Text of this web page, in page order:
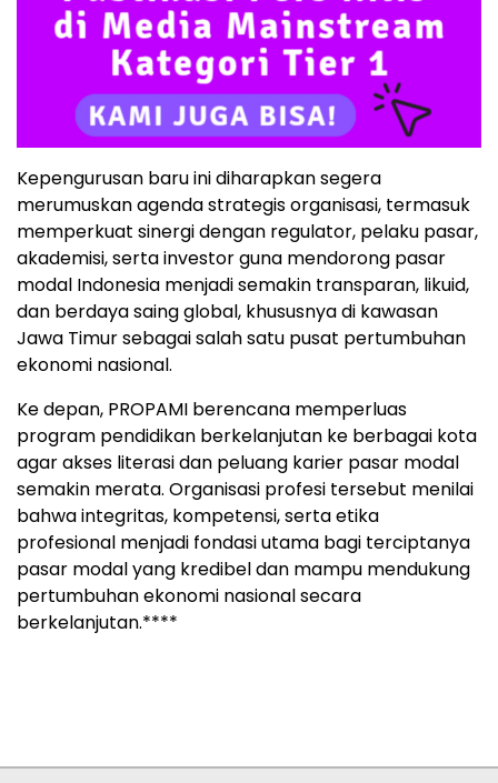
Kepengurusan baru ini diharapkan segera
merumuskan agenda strategis organisasi, termasuk
memperkuat sinergi dengan regulator, pelaku pasar,
akademisi, serta investor guna mendorong pasar
modal Indonesia menjadi semakin transparan, likuid,
dan berdaya saing global, khususnya di kawasan
Jawa Timur sebagai salah satu pusat pertumbuhan
ekonomi nasional.
Ke depan, PROPAMI berencana memperluas
program pendidikan berkelanjutan ke berbagai kota
agar akses literasi dan peluang karier pasar modal
semakin merata. Organisasi profesi tersebut menilai
bahwa integritas, kompetensi, serta etika
profesional menjadi fondasi utama bagi terciptanya
pasar modal yang kredibel dan mampu mendukung
pertumbuhan ekonomi nasional secara
berkelanjutan.****